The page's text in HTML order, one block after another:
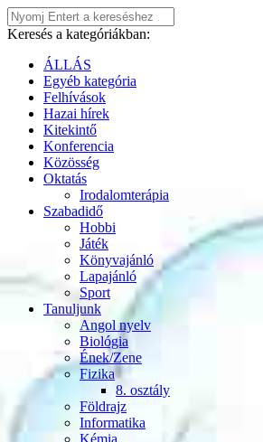
Keresés a kategóriákban:
ÁLLÁS
Egyéb kategória
Felhívások
Hazai hírek
Kitekintő
Konferencia
Közösség
Oktatás
Irodalomterápia
Szabadidő
Hobbi
Játék
Könyvajánló
Lapajánló
Sport
Tanuljunk
Angol nyelv
Biológia
Ének/Zene
Fizika
8. osztály
Földrajz
Informatika
Kémia